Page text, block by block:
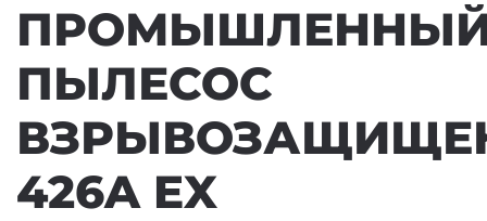
ПЫЛЕСОС
426A EX